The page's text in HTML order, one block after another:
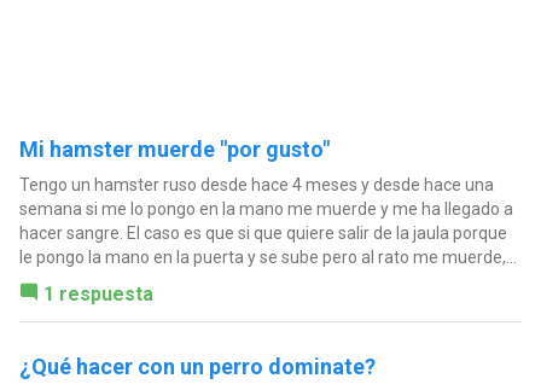
Mi hamster muerde "por gusto"
Tengo un hamster ruso desde hace 4 meses y desde hace una
semana si me lo pongo en la mano me muerde y me ha llegado a
hacer sangre. El caso es que si que quiere salir de la jaula porque
le pongo la mano en la puerta y se sube pero al rato me muerde,...
1 respuesta
¿Qué hacer con un perro dominate?